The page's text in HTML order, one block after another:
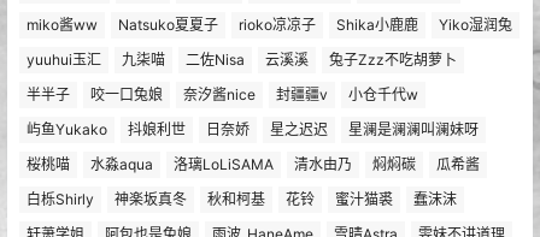
miko酱ww
Natsuko夏夏子 rioko凉凉子 Shika小鹿鹿
Yiko湿润兔
yuuhui玉汇
九柒喵 二佐Nisa 云溪溪
兔子Zzz不吃胡萝卜
半半子
咬一口兔娘 奈汐酱nice 封疆疆v
小仓千代w
屿鱼Yukako
抖娘利世 日奈娇 星之迟迟
星澜是澜澜叫澜妹呀
桜桃喵
水淼aqua 洛璃LoLiSAMA 清水由乃 焖焖碳
瓜希酱
白栎Shirly
神楽坂真冬 秋和柯基 花铃 蜜汁猫裘
蠢沫沫